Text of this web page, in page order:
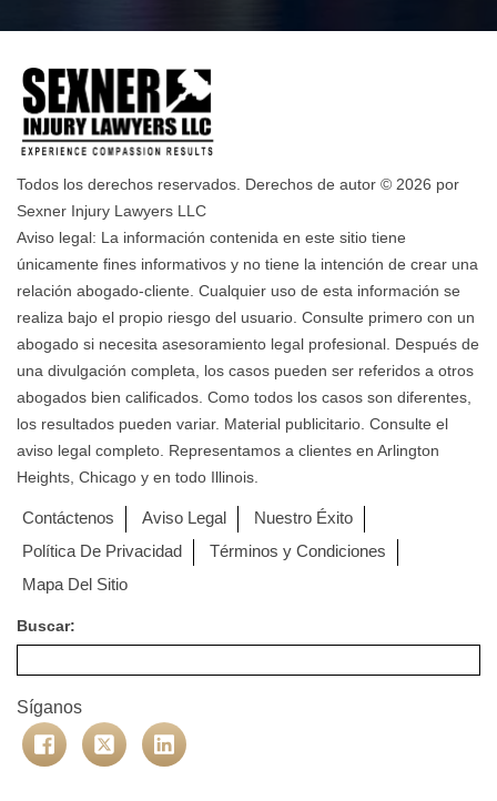
Todos los derechos reservados. Derechos de autor © 2026 por
Sexner Injury Lawyers LLC
Aviso legal: La información contenida en este sitio tiene
únicamente fines informativos y no tiene la intención de crear una
relación abogado-cliente. Cualquier uso de esta información se
realiza bajo el propio riesgo del usuario. Consulte primero con un
abogado si necesita asesoramiento legal profesional. Después de
una divulgación completa, los casos pueden ser referidos a otros
abogados bien calificados. Como todos los casos son diferentes,
los resultados pueden variar. Material publicitario. Consulte el
aviso legal completo. Representamos a clientes en Arlington
Heights, Chicago y en todo Illinois.
Contáctenos Aviso Legal
Nuestro Éxito
Política De Privacidad
Términos y Condiciones
Mapa Del Sitio
Síganos
Buscar: